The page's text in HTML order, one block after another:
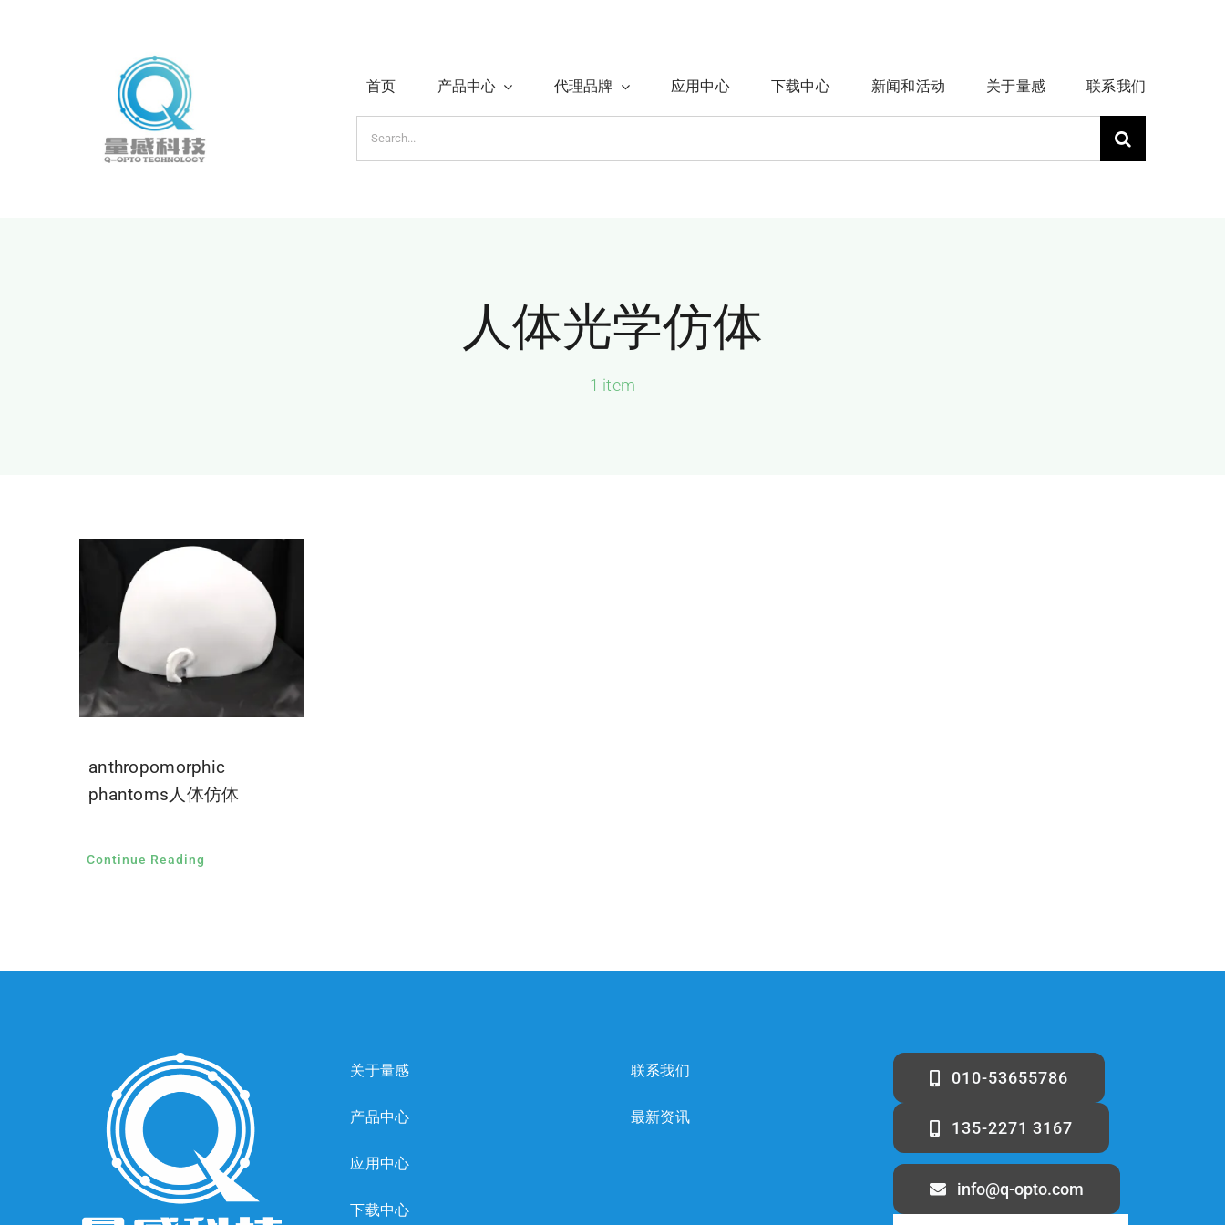
首页 产品中心 代理品牌 应用中心 下载中心 新闻和活动 关于量感 联系我们
索：
人体光学仿体
1 item
anthropomorphic
phantoms人体仿体
Continue Reading
关于量感
产品中心
应用中心
下载中心
联系我们
最新资讯
010-53655786
135-2271 3167
info@q-opto.com